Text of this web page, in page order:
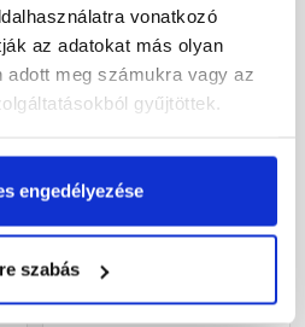
vonatkozó
az adatokat más olyan
adott meg számukra vagy az
gyűjtöttek.
engedélyezése
szabás
Megnézem